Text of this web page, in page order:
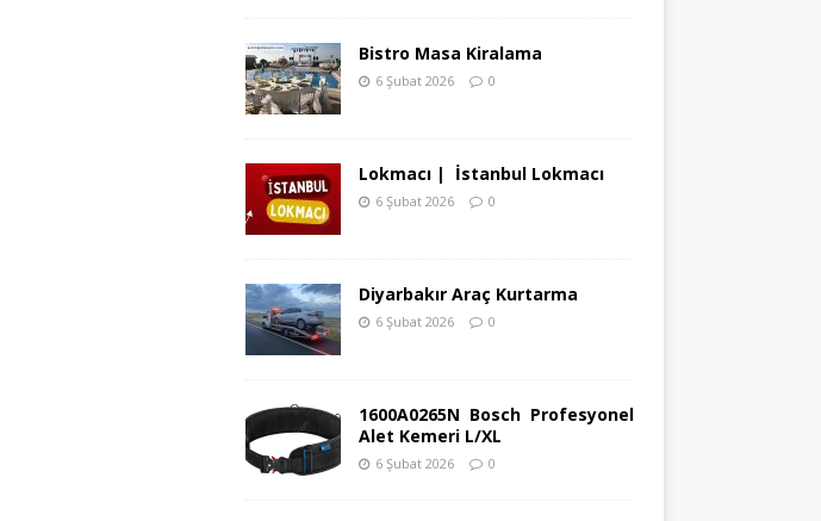
Bistro Masa Kiralama
6 Şubat 2026 0
Lokmacı | İstanbul Lokmacı
6 Şubat 2026 0
Diyarbakır Araç Kurtarma
6 Şubat 2026 0
1600A0265N Bosch Profesyonel
Alet Kemeri L/XL
6 Şubat 2026 0